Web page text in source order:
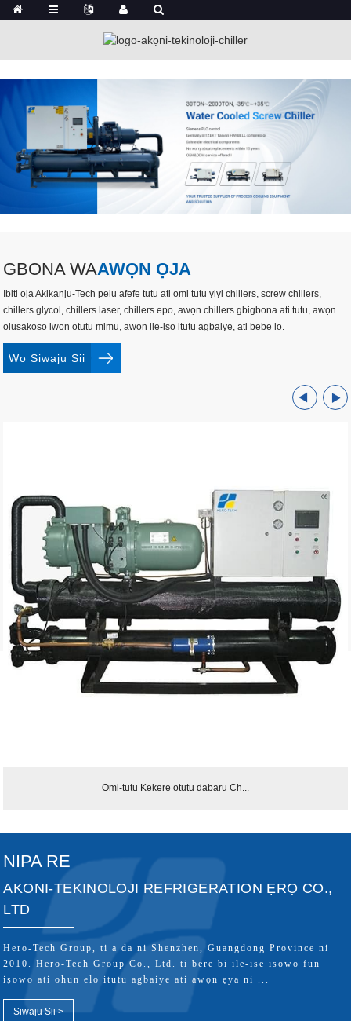
GBONA WAAWỌN ỌJA
Ibiti ọja Akikanju-Tech pẹlu afẹfẹ tutu ati omi tutu yiyi chillers, screw chillers,
chillers glycol, chillers laser, chillers epo, awọn chillers gbigbona ati tutu, awọn
oluṣakoso iwọn otutu mimu, awọn ile-iṣọ itutu agbaiye, ati bẹbẹ lọ.
Wo Siwaju Sii
Omi-tutu Kekere otutu dabaru Ch...
NIPA RE
AKONI-TEKINOLOJI REFRIGERATION ẸRỌ CO.,
LTD
Hero-Tech Group, ti a da ni Shenzhen, Guangdong Province ni
2010. Hero-Tech Group Co., Ltd. ti bẹrẹ bi ile-iṣẹ iṣowo fun
iṣowo ati ohun elo itutu agbaiye ati awọn ẹya ni ...
Siwaju Sii >